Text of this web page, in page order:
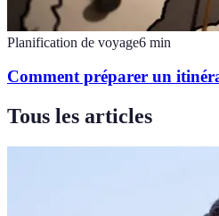
Planification de voyage6 min
Comment préparer un
Tous les articles